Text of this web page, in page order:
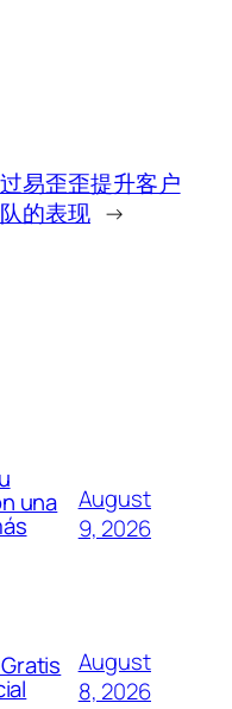
易歪歪提升客户
的表现 →
una
August
9, 2026
August
8, 2026